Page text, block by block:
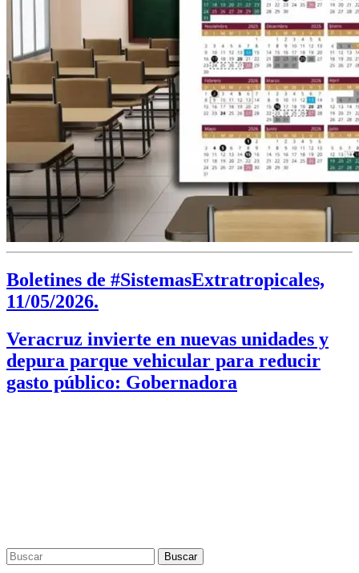
Boletines de #SistemasExtratropicales,
11/05/2026.
Veracruz invierte en nuevas unidades y
depura parque vehicular para reducir
gasto público: Gobernadora